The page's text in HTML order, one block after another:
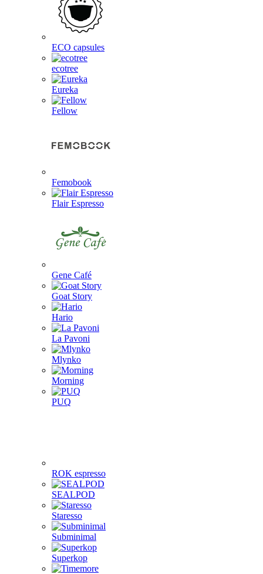
ECO capsules
ecotree
Eureka
Fellow
Femobook
Flair Espresso
Gene Café
Goat Story
Hario
La Pavoni
Mlynko
Morning
PUQ
ROK espresso
SEALPOD
Staresso
Subminimal
Superkop